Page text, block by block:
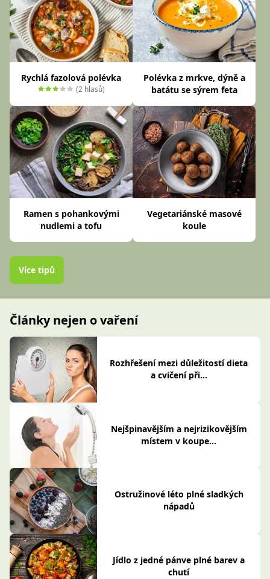
Rychlá fazolová polévka
(2 hlasů)
Polévka z mrkve, dýně a
batátu se sýrem feta
Ramen s pohankovými
nudlemi a tofu
Vegetariánské masové
koule
Více tipů
Články nejen o vaření
Rozhřešení mezi důležitostí dieta
a cvičení při...
Nejšpinavějším a nejrizikovějším
místem v koupe...
Ostružinové léto plné sladkých
nápadů
Jídlo z jedné pánve plné barev a
chutí